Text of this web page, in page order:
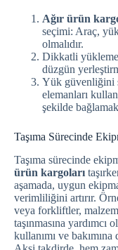
Ağır ürün
seçimi: Araç,
olmalıdır.
Dikkatli
düzgün
Yük güvenliğini
elemanları
şekilde
Taşıma Sürecinde
Taşıma sürecinde
ürün kargoları
aşamada, uygun
verimliliğini artırır.
veya forkliftler,
taşınmasına
kullanımı ve